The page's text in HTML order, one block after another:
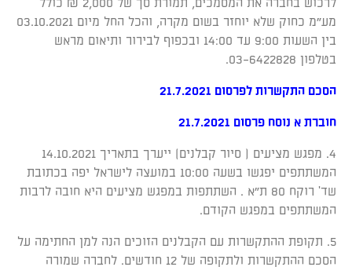
לרכוש בחברה את המסמכים, תמורת סך של 2,000 ₪ כולל
מע"מ כחוק שלא יוחזר בשום מקרה, והכל החל מיום 03.10.2021
בין השעות 9:00 עד 14:00 ובכפוף לבירור ותיאום מראש
בטלפון 03-6422828.
הסכם התקשרות לפרסום 21.7.2021
חוברת א נוסח פרסום 21.7.2021
4. מפגש מציעים ( סיור קבלנים) ייערך בתאריך 14.10.2021
המשתתפים יפגשו בשעה 10:00 במועצה לישראל יפה בכתובת
שד' רוקח 80 ת"א . השתתפות במפגש מציעים היא חובה לרבות
המשתתפים במפגש הקודם.
5. תקופת ההתקשרות עם הקבלנים הזוכים הנה למן החתימה על
הסכם ההתקשרות ולתקופה של 12 חודשים. לחברה שמורה